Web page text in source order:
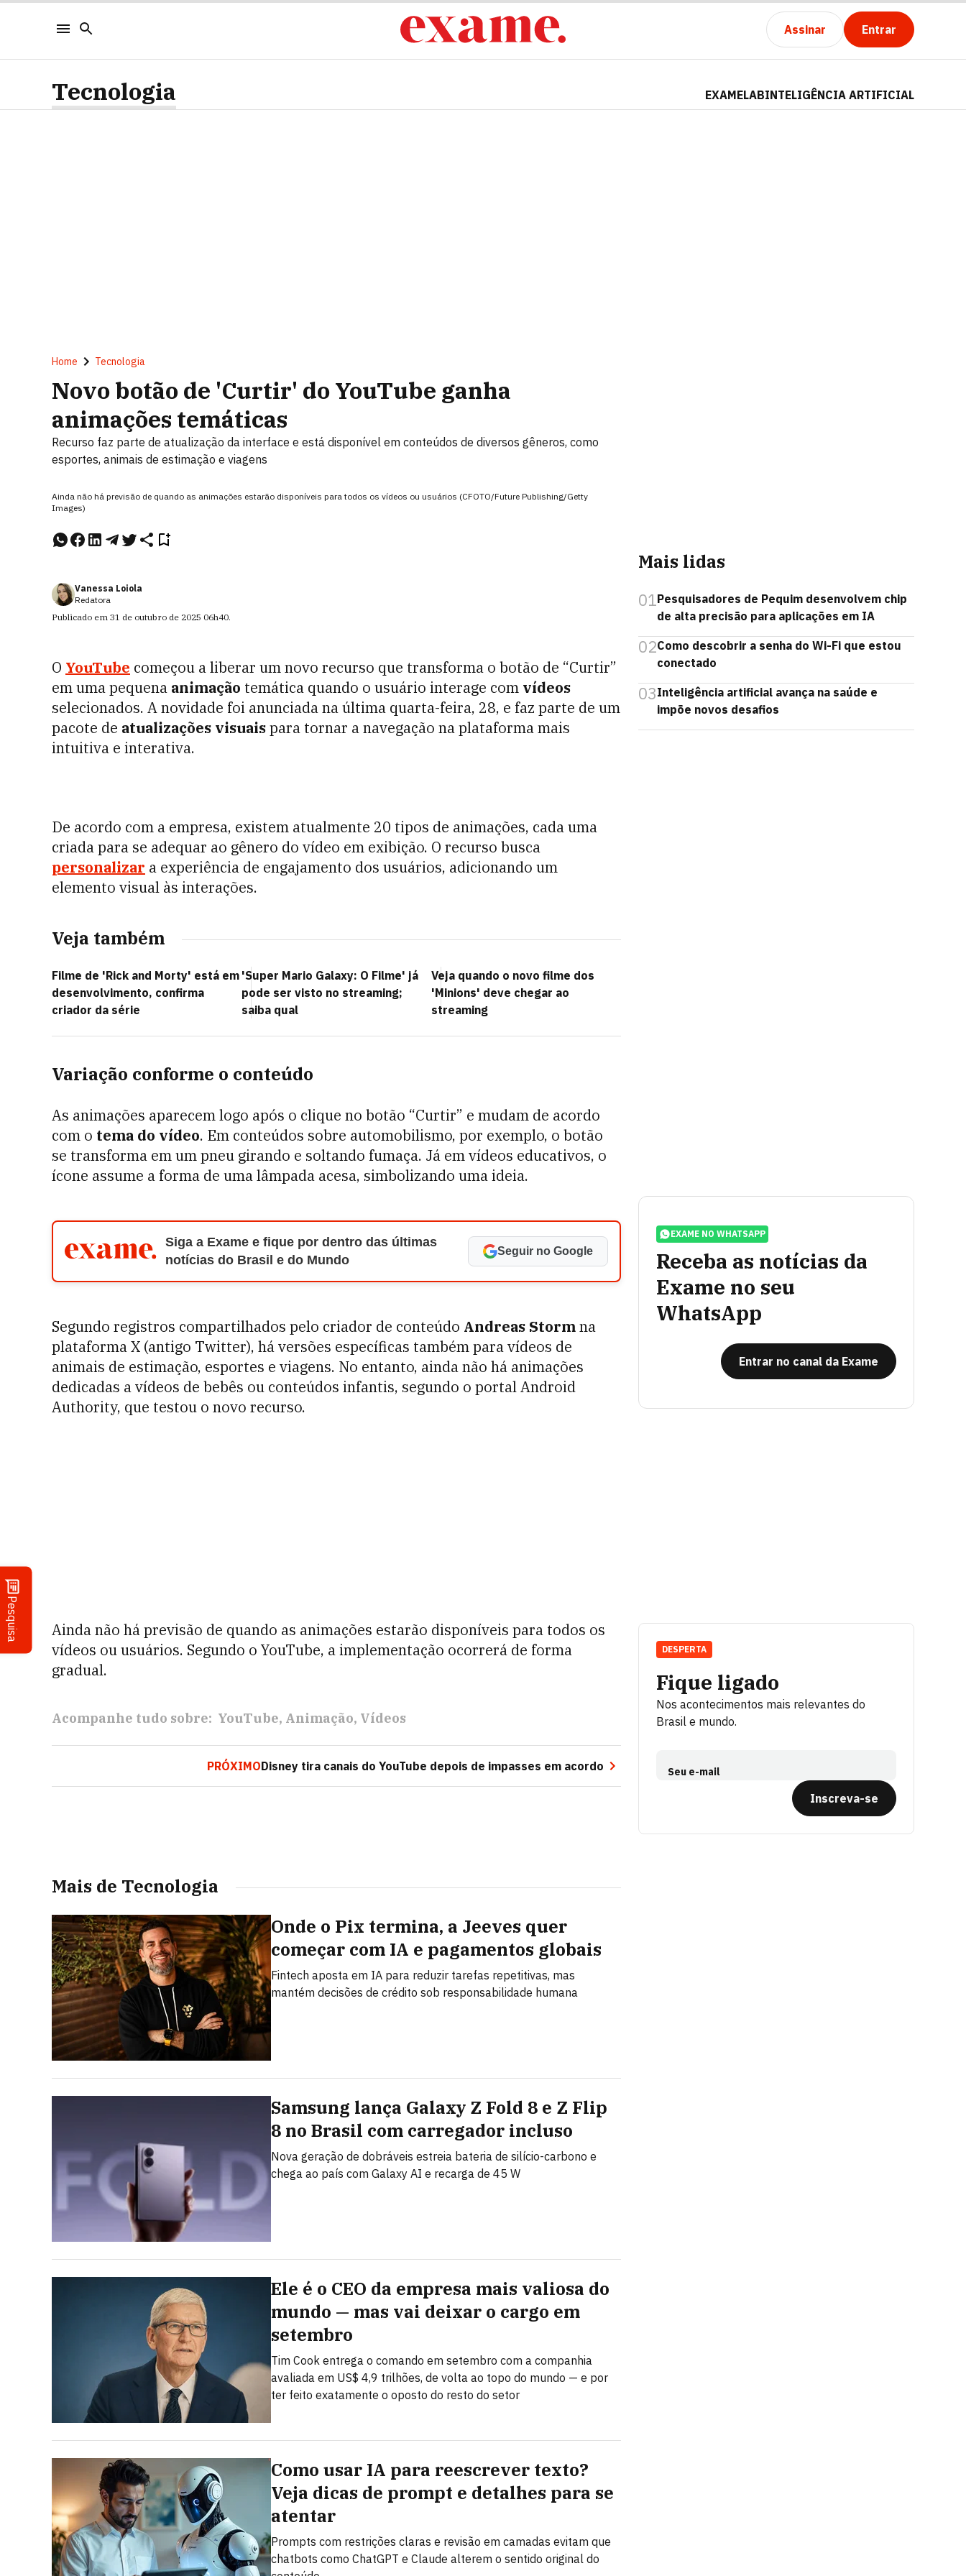
Assinar Entrar
Pesquisa
Tecnologia EXAMELABINTELIGÊNCIA ARTIFICIAL
Home Tecnologia
Novo botão de 'Curtir' do YouTube ganha
animações temáticas
Recurso faz parte de atualização da interface e está disponível em conteúdos de diversos gêneros, como
esportes, animais de estimação e viagens
Ainda não há previsão de quando as animações estarão disponíveis para todos os vídeos ou usuários (CFOTO/Future Publishing/Getty
Images)
Vanessa Loiola
Redatora
Publicado em 31 de outubro de 2025 06h40.
O YouTube começou a liberar um novo recurso que transforma o botão de “Curtir”
em uma pequena animação temática quando o usuário interage com vídeos
selecionados. A novidade foi anunciada na última quarta-feira, 28, e faz parte de um
pacote de atualizações visuaispara tornar a navegação na plataforma mais
intuitiva e interativa.
De acordo com a empresa, existem atualmente 20 tipos de animações, cada uma
criada para se adequar ao gênero do vídeo em exibição. O recurso busca
personalizar a experiência de engajamento dos usuários, adicionando um
elemento visual às interações.
Veja também
Filme de 'Rick and Morty' está em
desenvolvimento, confirma
criador da série
'Super Mario Galaxy: O Filme' já
pode ser visto no streaming;
saiba qual
Veja quando o novo filme dos
'Minions' deve chegar ao
streaming
Variação conforme o conteúdo
As animações aparecem logo após o clique no botão “Curtir” e mudam de acordo
com o tema do vídeo. Em conteúdos sobre automobilismo, por exemplo, o botão
se transforma em um pneu girando e soltando fumaça. Já em vídeos educativos, o
ícone assume a forma de uma lâmpada acesa, simbolizando uma ideia.
Siga a Exame e fique por dentro das últimas
notícias do Brasil e do Mundo
Seguir no Google
Segundo registros compartilhados pelo criador de conteúdo Andreas Stormna
plataforma X (antigo Twitter), há versões específicas também para vídeos de
animais de estimação, esportes e viagens. No entanto, ainda não há animações
dedicadas a vídeos de bebês ou conteúdos infantis, segundo o portal Android
Authority, que testou o novo recurso.
Ainda não há previsão de quando as animações estarão disponíveis para todos os
vídeos ou usuários. Segundo o YouTube, a implementação ocorrerá de forma
gradual.
Acompanhe tudo sobre: YouTube Animação Vídeos
PRÓXIMODisney tira canais do YouTube depois de impasses em acordo
Mais de Tecnologia
Onde o Pix termina, a Jeeves quer
começar com IA e pagamentos globais
Fintech aposta em IA para reduzir tarefas repetitivas, mas
mantém decisões de crédito sob responsabilidade humana
Samsung lança Galaxy Z Fold 8 e Z Flip
8 no Brasil com carregador incluso
Nova geração de dobráveis estreia bateria de silício-carbono e
chega ao país com Galaxy AI e recarga de 45 W
Ele é o CEO da empresa mais valiosa do
mundo — mas vai deixar o cargo em
setembro
Tim Cook entrega o comando em setembro com a companhia
avaliada em US$ 4,9 trilhões, de volta ao topo do mundo — e por
ter feito exatamente o oposto do resto do setor
Como usar IA para reescrever texto?
Veja dicas de prompt e detalhes para se
atentar
Prompts com restrições claras e revisão em camadas evitam que
chatbots como ChatGPT e Claude alterem o sentido original do
Mais lidas
01Pesquisadores de Pequim desenvolvem chip
de alta precisão para aplicações em IA
02Como descobrir a senha do Wi-Fi que estou
conectado
03Inteligência artificial avança na saúde e
impõe novos desafios
EXAME NO WHATSAPP
Receba as notícias da
Exame no seu
WhatsApp
Entrar no canal da Exame
Fique ligado
Nos acontecimentos mais relevantes do
Brasil e mundo.
Seu e-mail
Inscreva-se
DESPERTA